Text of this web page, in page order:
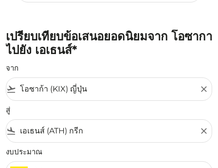
เปรียบเทียบข้อเสนอยอดนิยมจาก โอซากา
ไปยัง เอเธนส์*
จาก
flight_takeoff close
สู่
flight_land close
งบประมาณ